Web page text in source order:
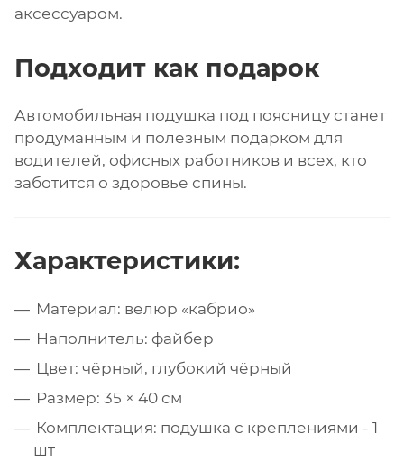
аксессуаром.
Подходит как подарок
Автомобильная подушка под поясницу станет
продуманным и полезным подарком для
водителей, офисных работников и всех, кто
заботится о здоровье спины.
Характеристики:
Материал: велюр «кабрио»
Наполнитель: файбер
Цвет: чёрный, глубокий чёрный
Размер: 35 × 40 см
Комплектация: подушка с креплениями - 1
шт